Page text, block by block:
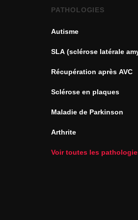
PATHOLOGIES
Autisme
SLA (sclérose latérale
Récupération après AVC
Sclérose en plaques
Maladie de Parkinson
Arthrite
Voir toutes les